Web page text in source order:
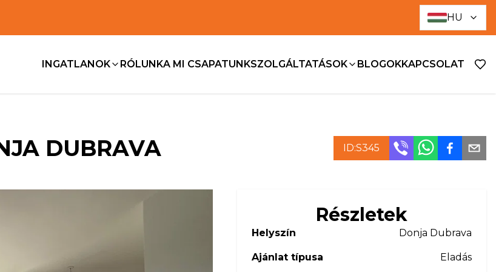
HU
INGATLANOK RÓLUNKA MI CSAPATUNKSZOLGÁLTATÁSOK BLOGOKKAPCSOLAT
DUBRAVA ID:S345
Részletek
Helyszín Donja Dubrava
Ajánlat típusa Eladás